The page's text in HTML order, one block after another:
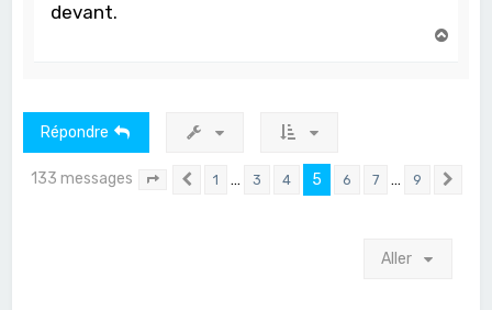
devant.
Répondre
133 messages Page sur9
Précédent
1 … 3 4 5 6 7 … 9
Aller